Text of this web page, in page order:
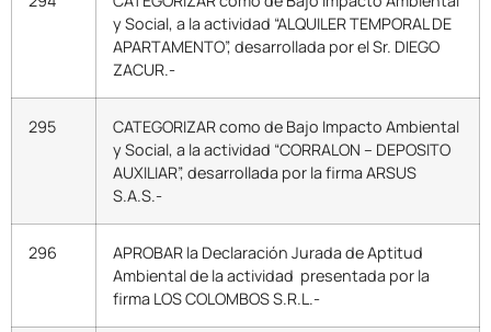
y Social, a la actividad “ALQUILER TEMPORAL DE
APARTAMENTO”, desarrollada por el Sr. DIEGO
ZACUR.-
295
CATEGORIZAR como de Bajo Impacto Ambiental
y Social, a la actividad “CORRALON – DEPOSITO
AUXILIAR”, desarrollada por la firma ARSUS
S.A.S.-
296
APROBAR la Declaración Jurada de Aptitud
Ambiental de la actividad presentada por la
firma LOS COLOMBOS S.R.L.-